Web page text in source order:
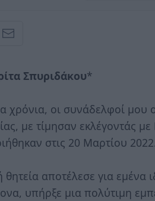
Σπυριδάκου*
χρόνια, οι συνάδελφοί μου
με τίμησαν εκλέγοντάς
στις 20 Μαρτίου 2022.
αποτέλεσε για εμένα
υπήρξε μια πολύτιμη